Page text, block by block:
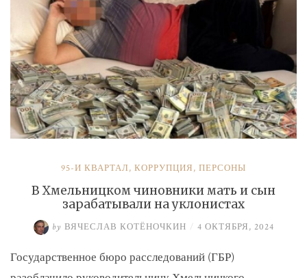
95-Й КВАРТАЛ, КОРРУПЦИЯ, ПЕРСОНЫ
В Хмельницком чиновники мать и сын
зарабатывали на уклонистах
by ВЯЧЕСЛАВ КОТЁНОЧКИН / 4 ОКТЯБРЯ, 2024
Государственное бюро расследований (ГБР)